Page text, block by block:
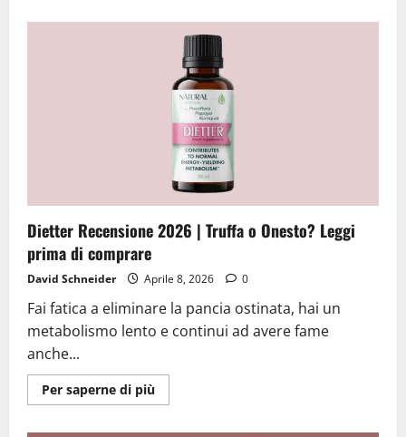
una
Truffa
Allerta!
Dietter Recensione 2026 | Truffa o Onesto? Leggi
prima di comprare
David Schneider Aprile 8, 2026 0
Fai fatica a eliminare la pancia ostinata, hai un
metabolismo lento e continui ad avere fame
anche...
Per saperne di piùUlteriori
informazioni